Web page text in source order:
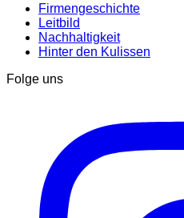
Firmengeschichte
Leitbild
Nachhaltigkeit
Hinter den Kulissen
Folge uns